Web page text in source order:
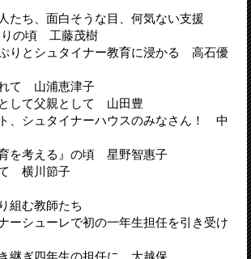
ち、面白そうな目、何気ない支援
りの頃 工藤茂樹
りとシュタイナー教育に浸かる 高石優
て 山浦恵津子
して父親として 山田豊
、シュタイナーハウスのみなさん！ 中
育を考える』の頃 星野智惠子
横川節子
組む教師たち
ーシューレで初の一年生担任を引き受け
継ぎ四年生の担任に 大越保